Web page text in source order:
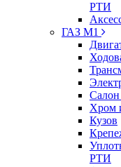
РТИ
ГАЗ М1
Салон
Хром
Кузов
РТИ